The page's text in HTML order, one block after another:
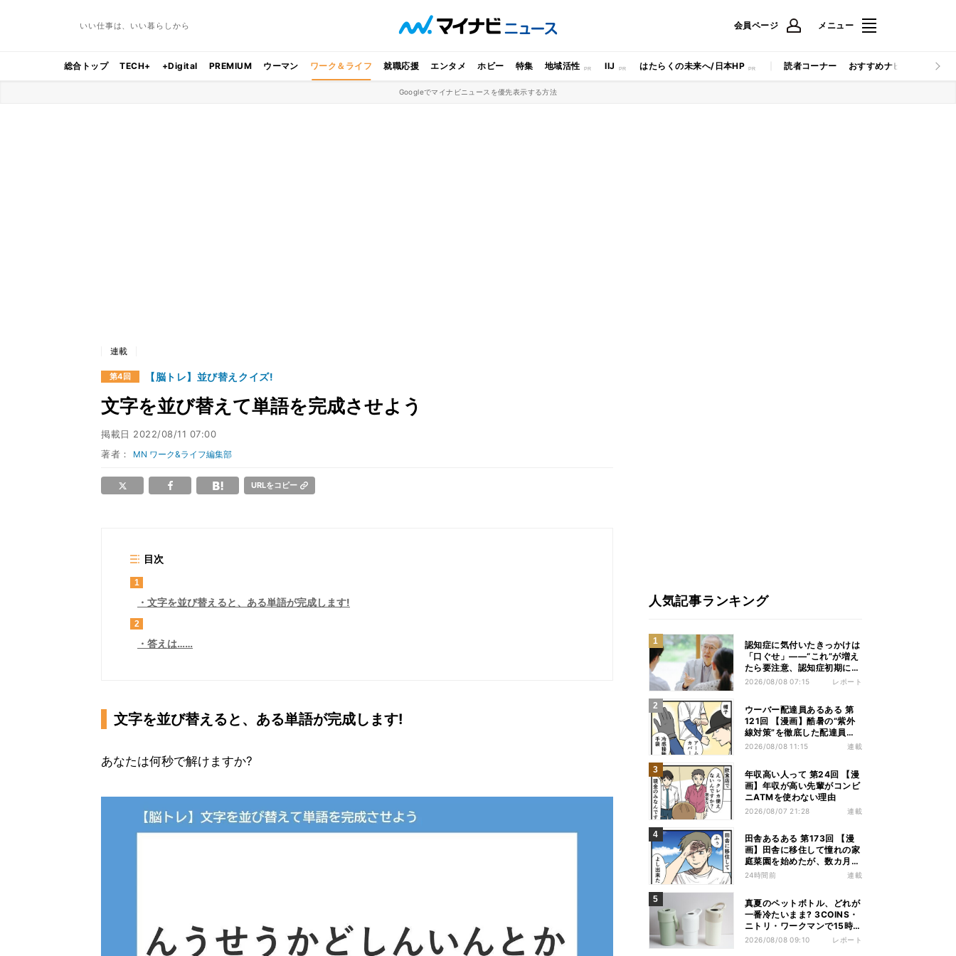
いい仕事は、いい暮らしから 会員ページ メニュー
総合トップ TECH+ +Digital PREMIUM ウーマン ワーク＆ライフ 就職応援 エンタメ ホビー 特集 地域活性 IIJ はたらくの未来へ/日本HP 読者コーナー おすすめナビ マイナビ
Googleでマイナビニュースを優先表示する方法
連載
第4回 【脳トレ】並び替えクイズ!
文字を並び替えて単語を完成させよう
掲載日 2022/08/11 07:00
著者： MN ワーク&ライフ編集部
URLをコピー
目次
1
文字を並び替えると、ある単語が完成します!
2
答えは……
文字を並び替えると、ある単語が完成します!
あなたは何秒で解けますか?
人気記事ランキング
認知症に気付いたきっかけは
「口ぐせ」――“これ”が増え
たら要注意、認知症初期に見
られる「会話の特徴」とは
2026/08/08 07:15 レポート
ウーバー配達員あるある 第
121回 【漫画】酷暑の“紫外
線対策”を徹底した配達員
が、数カ月後に絶句した理由
2026/08/08 11:15 連載
年収高い人って 第24回 【漫
画】年収が高い先輩がコンビ
ニATMを使わない理由
2026/08/07 21:28 連載
田舎あるある 第173回 【漫
画】田舎に移住して憧れの家
庭菜園を始めたが、数カ月後
の光景に絶句
24時間前 連載
真夏のペットボトル、どれが
一番冷たいまま? 3COINS・
ニトリ・ワークマンで15時間
検証してみた
2026/08/08 09:10 レポート